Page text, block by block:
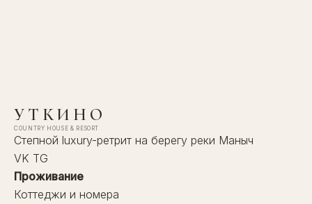
УТКИНО
COUNTRY HOUSE & RESORT
Степной luxury-ретрит на берегу реки Маныч
VK TG
Проживание
Коттеджи и номера